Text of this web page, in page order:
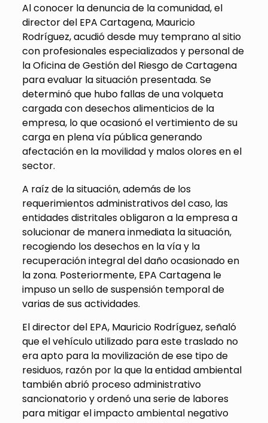
Al conocer la denuncia de la comunidad, el
director del EPA Cartagena, Mauricio
Rodríguez, acudió desde muy temprano al sitio
con profesionales especializados y personal de
la Oficina de Gestión del Riesgo de Cartagena
para evaluar la situación presentada. Se
determinó que hubo fallas de una volqueta
cargada con desechos alimenticios de la
empresa, lo que ocasionó el vertimiento de su
carga en plena vía pública generando
afectación en la movilidad y malos olores en el
sector.
A raíz de la situación, además de los
requerimientos administrativos del caso, las
entidades distritales obligaron a la empresa a
solucionar de manera inmediata la situación,
recogiendo los desechos en la vía y la
recuperación integral del daño ocasionado en
la zona. Posteriormente, EPA Cartagena le
impuso un sello de suspensión temporal de
varias de sus actividades.
El director del EPA, Mauricio Rodríguez, señaló
que el vehículo utilizado para este traslado no
era apto para la movilización de ese tipo de
residuos, razón por la que la entidad ambiental
también abrió proceso administrativo
sancionatorio y ordenó una serie de labores
para mitigar el impacto ambiental negativo